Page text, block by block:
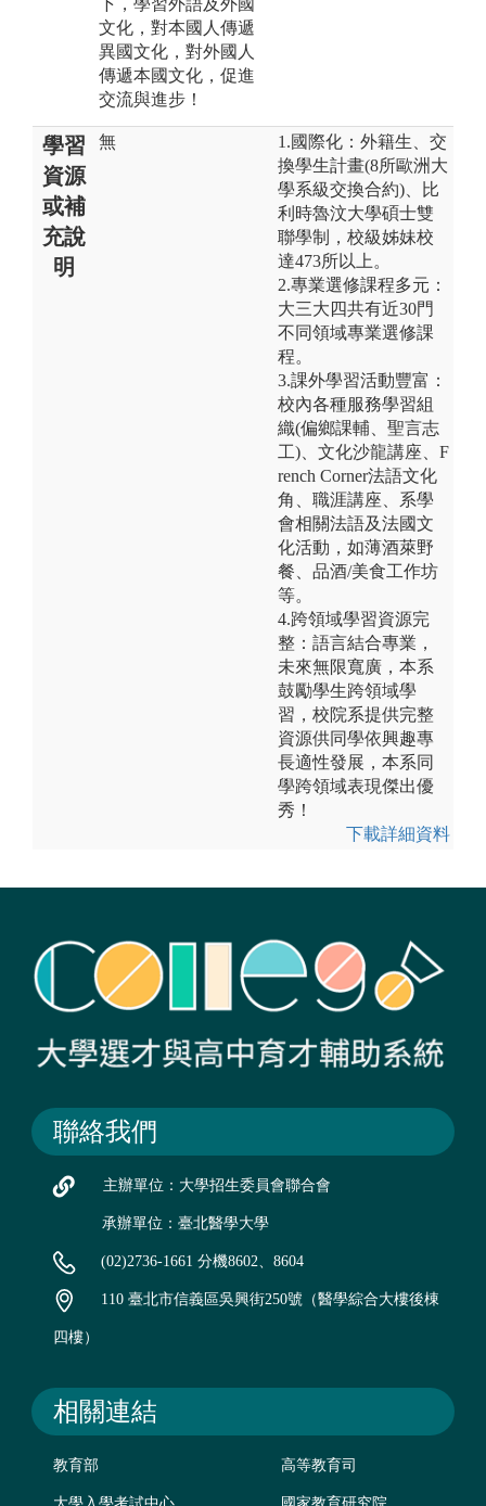
文化，對本國人傳遞
異國文化，對外國人
傳遞本國文化，促進
交流與進步！
學習
資源
或補
充說
明
無
1.國際化：外籍生、交
換學生計畫(8所歐洲大
學系級交換合約)、比
利時魯汶大學碩士雙
聯學制，校級姊妹校
達473所以上。
2.專業選修課程多元：
大三大四共有近30門
不同領域專業選修課
程。
3.課外學習活動豐富：
校內各種服務學習組
織(偏鄉課輔、聖言志
工)、文化沙龍講座、F
rench Corner法語文化
角、職涯講座、系學
會相關法語及法國文
化活動，如薄酒萊野
餐、品酒/美食工作坊
等。
4.跨領域學習資源完
整：語言結合專業，
未來無限寬廣，本系
鼓勵學生跨領域學
習，校院系提供完整
資源供同學依興趣專
長適性發展，本系同
學跨領域表現傑出優
秀！
下載詳細資料
聯絡我們
主辦單位：大學招生委員會聯合會
承辦單位：臺北醫學大學
(02)2736-1661 分機8602、8604
110 臺北市信義區吳興街250號（醫學綜合大樓後棟
四樓）
相關連結
教育部 高等教育司